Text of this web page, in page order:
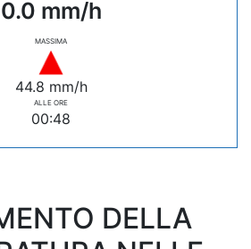
0.0 mm/h
MASSIMA
44.8 mm/h
ALLE ORE
00:48
DELLA